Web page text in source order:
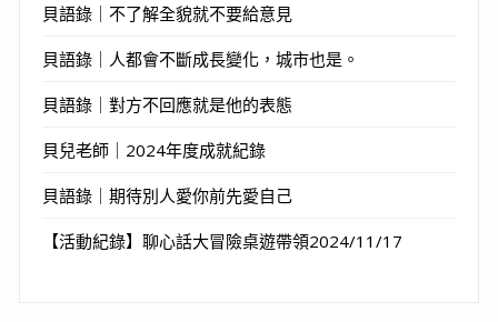
貝語錄｜不了解全貌就不要給意見
貝語錄｜人都會不斷成長變化，城市也是。
貝語錄｜對方不回應就是他的表態
貝兒老師｜2024年度成就紀錄
貝語錄｜期待別人愛你前先愛自己
【活動紀錄】聊心話大冒險桌遊帶領2024/11/17